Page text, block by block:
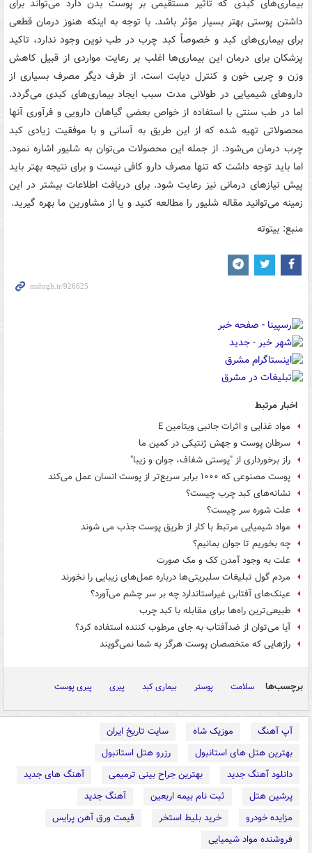
بیماری‌های کبدی که تأثیر مستقیمی بر پوست بدن دارد می‌تواند برای
داشتن پوستی بهتر بسیار مؤثر باشد. با توجه به اینکه هنوز درمان قطعی
برای بیماری‌های کبد و خصوصاً کبد چرب در طب نوین وجود ندارد، تاکید
پزشکان برای درمان این بیماری‌ها اغلب بر رعایت مواردی از قبیل کاهش
وزن و چربی خون و کنترل دیابت است. از طرف دیگر مصرف بسیاری از
داروهای شیمیایی در طولانی مدت سبب ایجاد بیماری‌های کبدی می‌گردد.
اما در طب سنتی با استفاده از خواص بعضی گیاهان دارویی و فرآوری آنها
محصولاتی تهیه شده که از این طریق به آسانی و با موفقیت زیادی کبد
چرب درمان می‌شود. از جمله این محصولات می‌توان به شلیور اشاره نمود.
اما باید توجه داشت که تنها مصرف دارو کافی نیست و برای نتیجه بهتر باید
پیش نیازهای درمانی نیز رعایت شود. برای دریافت اطلاعات بیشتر در این
زمینه می‌توانید مقاله شلیور را مطالعه کنید و یا از مشاورین ما بهره گیرید.
منبع: بیتوته
اخبار مرتبط
مواد غذایی و اثرات جانبی ویتامین E
سرطان پوست و جهش ژنتیکی در کمین ما
راز برخورداری از "پوستی شفاف، جوان و زیبا"
پوست مصنوعی که ۱۰۰۰ برابر سریع‌تر از پوست انسان عمل می‌کند
نشانه‌های کبد چرب چیست؟
علت شوره سر چیست؟
مواد شیمیایی مرتبط با کار از طریق پوست جذب می شوند
چه بخوریم تا جوان بمانیم؟
علت به وجود آمدن کک و مک صورت
مردم گول تبلیغات سلبریتی‌ها درباره عمل‌های زیبایی را نخورند
عینک‌های آفتابی غیراستاندارد چه بر سر چشم می‌آورد؟
طبیعی‌ترین راه‌ها برای مقابله با کبد چرب
آیا می‌توان از ضدآفتاب به جای مرطوب‌ کننده استفاده کرد؟
رازهایی که متخصصان پوست هرگز به شما نمی‌گویند
برچسب‌ها سلامت پوستر بیماری کبد پیری پیری پوست
آپ آهنگ موزیک شاه
سایت تاریخ ایران
بهترین هتل های استانبول
رزرو هتل استانبول
دانلود آهنگ جدید
بهترین جراح بینی ترمیمی
آهنگ های جدید
پرشین هتل
ثبت نام بیمه اربعین
آهنگ جدید
مزایده خودرو
خرید بلیط استخر
قیمت ورق آهن پرایس
فروشنده مواد شیمیایی